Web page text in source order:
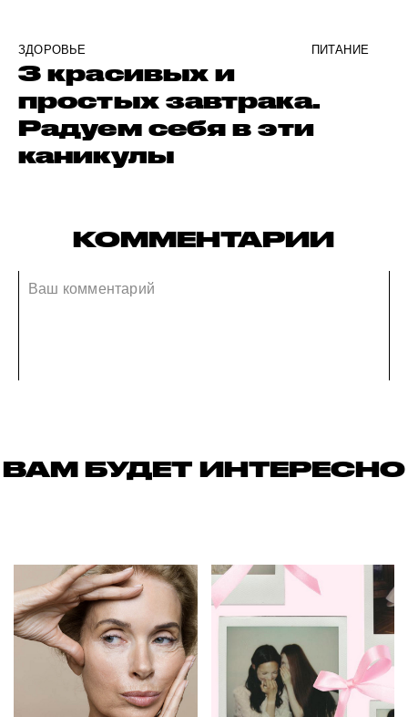
ЗДОРОВЬЕ ПИТАНИЕ
3 красивых и
простых завтрака.
Радуем себя в эти
каникулы
КОММЕНТАРИИ
ВАМ БУДЕТ ИНТЕРЕСНО